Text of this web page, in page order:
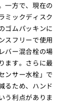
一方で、現在の
ミックディスク
ゴムパッキンに
スフリーで使用
バー混合栓の場
ます。さらに最
ンサー水栓」で
るため、ハンド
う利点がありま